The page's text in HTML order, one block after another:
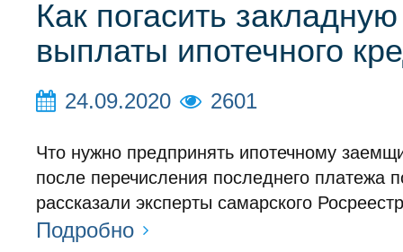
Как погасить
выплаты ипотечного
24.09.2020 2601
Что нужно предпринять ипотечному
после перечисления последнего платежа
рассказали эксперты самарского
Подробно